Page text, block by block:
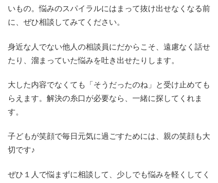
いもの。悩みのスパイラルにはまって抜け出せなくなる前
に、ぜひ相談してみてください。
身近な人でない他人の相談員にだからこそ、遠慮なく話せ
たり、溜まっていた悩みを吐き出せたりします。
大した内容でなくても「そうだったのね」と受け止めても
らえます。解決の糸口が必要なら、一緒に探してくれま
す。
子どもが笑顔で毎日元気に過ごすためには、親の笑顔も大
切です♪
ぜひ１人で悩まずに相談して、少しでも悩みを軽くしてく